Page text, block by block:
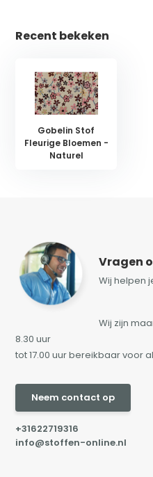
Recent bekeken
Gobelin Stof
Fleurige Bloemen -
Naturel
Vragen
Wij helpen
Wij zijn
8.30 uur
tot 17.00 uur bereikbaar voor
Neem contact op
+31622719316
info@stoffen-online.nl